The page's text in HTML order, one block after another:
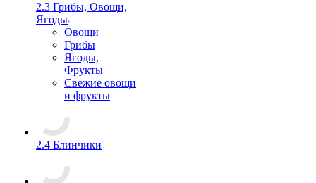
2.3 Грибы, Овощи,
Ягоды
Овощи
Грибы
Ягоды,
Фрукты
Свежие овощи
и фрукты
2.4 Блинчики